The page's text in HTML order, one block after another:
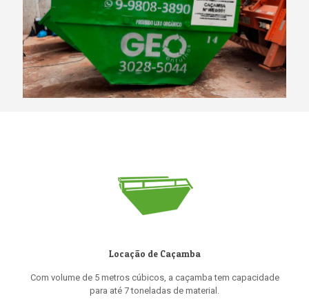
Locação de Caçamba
Com volume de 5 metros cúbicos, a caçamba tem capacidade
para até 7 toneladas de material.